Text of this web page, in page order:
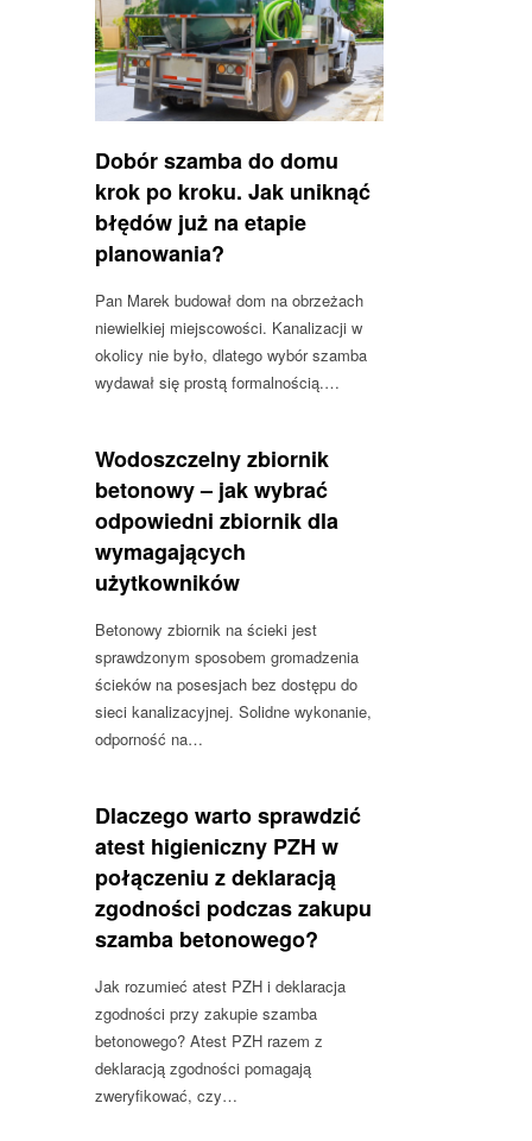
Dobór szamba do domu
krok po kroku. Jak uniknąć
błędów już na etapie
planowania?
Pan Marek budował dom na obrzeżach
niewielkiej miejscowości. Kanalizacji w
okolicy nie było, dlatego wybór szamba
wydawał się prostą formalnością.…
Wodoszczelny zbiornik
betonowy – jak wybrać
odpowiedni zbiornik dla
wymagających
użytkowników
Betonowy zbiornik na ścieki jest
sprawdzonym sposobem gromadzenia
ścieków na posesjach bez dostępu do
sieci kanalizacyjnej. Solidne wykonanie,
odporność na…
Dlaczego warto sprawdzić
atest higieniczny PZH w
połączeniu z deklaracją
zgodności podczas zakupu
szamba betonowego?
Jak rozumieć atest PZH i deklaracja
zgodności przy zakupie szamba
betonowego? Atest PZH razem z
deklaracją zgodności pomagają
zweryfikować, czy…